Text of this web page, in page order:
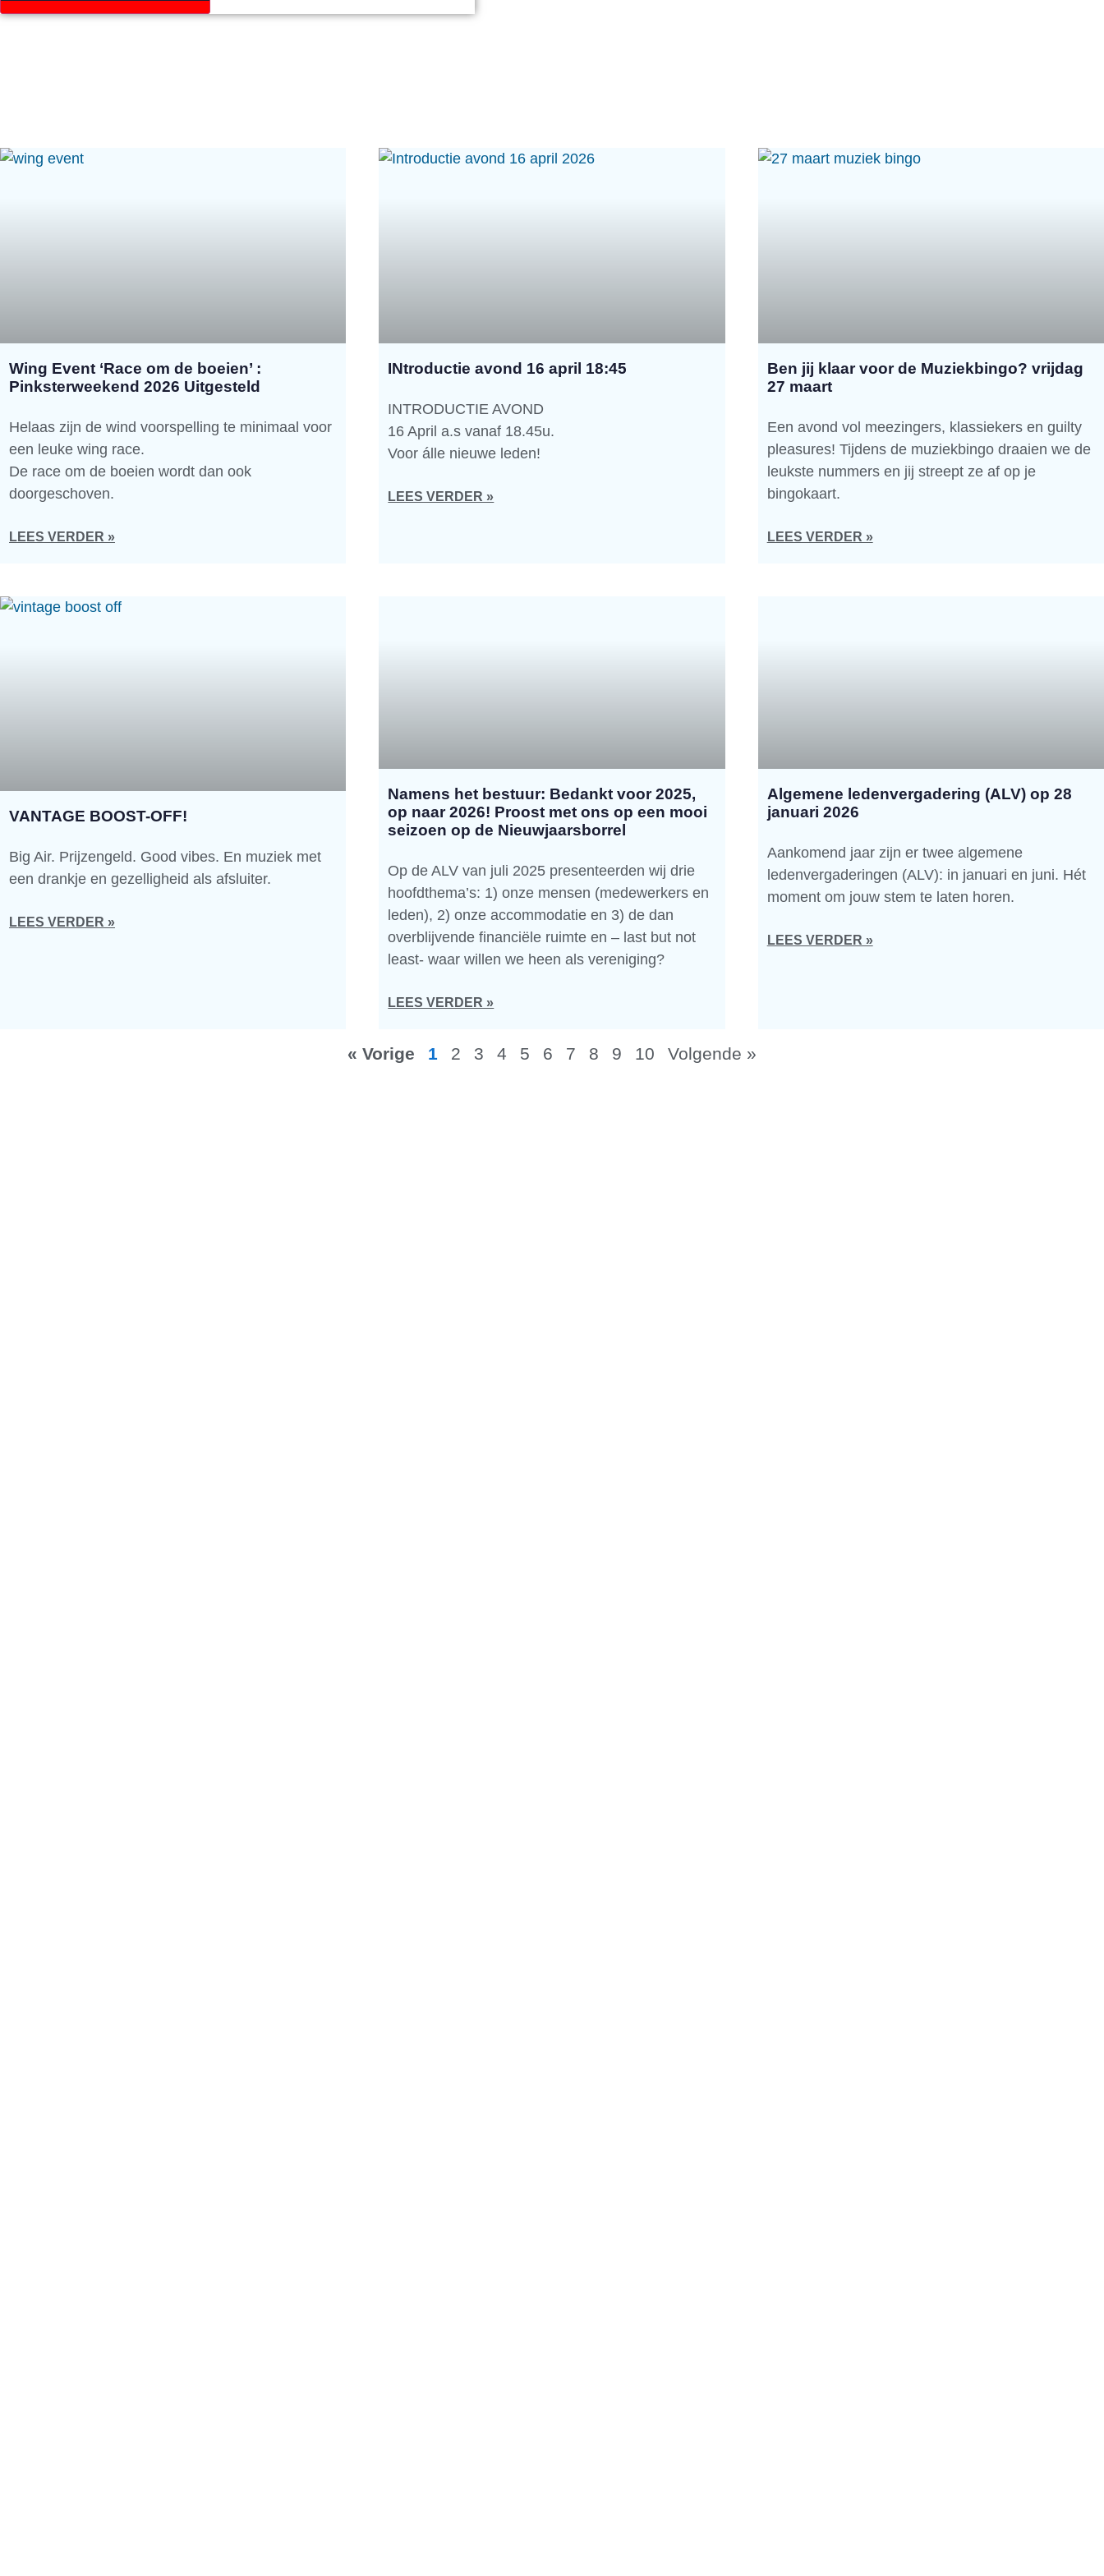
Wing Event ‘Race om de boeien’ :
Pinksterweekend 2026 Uitgesteld
Helaas zijn de wind voorspelling te minimaal voor
een leuke wing race.
De race om de boeien wordt dan ook
doorgeschoven.
LEES VERDER »
INtroductie avond 16 april 18:45
INTRODUCTIE AVOND
16 April a.s vanaf 18.45u.
Voor álle nieuwe leden!
LEES VERDER »
Ben jij klaar voor de Muziekbingo? vrijdag
27 maart
Een avond vol meezingers, klassiekers en guilty
pleasures! Tijdens de muziekbingo draaien we de
leukste nummers en jij streept ze af op je
bingokaart.
LEES VERDER »
VANTAGE BOOST-OFF!
Big Air. Prijzengeld. Good vibes. En muziek met
een drankje en gezelligheid als afsluiter.
LEES VERDER »
Namens het bestuur: Bedankt voor 2025,
op naar 2026! Proost met ons op een mooi
seizoen op de Nieuwjaarsborrel
Op de ALV van juli 2025 presenteerden wij drie
hoofdthema’s: 1) onze mensen (medewerkers en
leden), 2) onze accommodatie en 3) de dan
overblijvende financiële ruimte en – last but not
least- waar willen we heen als vereniging?
LEES VERDER »
Algemene ledenvergadering (ALV) op 28
januari 2026
Aankomend jaar zijn er twee algemene
ledenvergaderingen (ALV): in januari en juni. Hét
moment om jouw stem te laten horen.
LEES VERDER »
« Vorige 1 2 3 4 5 6 7 8 9 10 Volgende »